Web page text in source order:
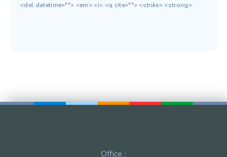
<del datetime=""> <em> <i> <q cite=""> <strike> <strong>
Office :